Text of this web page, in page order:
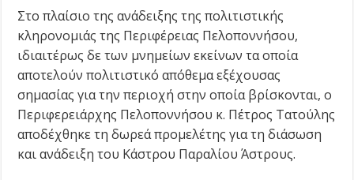
Στο πλαίσιο της ανάδειξης της πολιτιστικής
κληρονομιάς της Περιφέρειας Πελοποννήσου,
ιδιαιτέρως δε των μνημείων εκείνων τα οποία
αποτελούν πολιτιστικό απόθεμα εξέχουσας
σημασίας για την περιοχή στην οποία βρίσκονται, ο
Περιφερειάρχης Πελοποννήσου κ. Πέτρος Τατούλης
αποδέχθηκε τη δωρεά προμελέτης για τη διάσωση
και ανάδειξη του Κάστρου Παραλίου Άστρους.